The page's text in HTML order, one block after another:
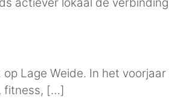
Lage Weide. In het
fitness, […]